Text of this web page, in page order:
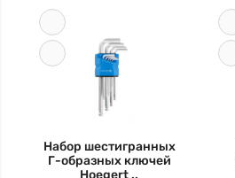
Набор шестигранных
Г-образных ключей